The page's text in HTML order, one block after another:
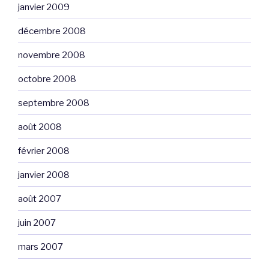
janvier 2009
décembre 2008
novembre 2008
octobre 2008
septembre 2008
août 2008
février 2008
janvier 2008
août 2007
juin 2007
mars 2007